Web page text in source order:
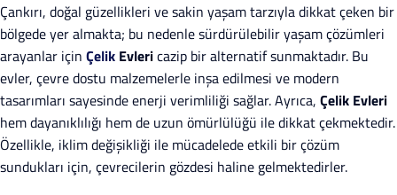
Çankırı, doğal güzellikleri ve sakin yaşam tarzıyla dikkat çeken bir
bölgede yer almakta; bu nedenle sürdürülebilir yaşam çözümleri
arayanlar için Çelik Evlericazip bir alternatif sunmaktadır. Bu
evler, çevre dostu malzemelerle inşa edilmesi ve modern
tasarımları sayesinde enerji verimliliği sağlar. Ayrıca, Çelik Evleri
hem dayanıklılığı hem de uzun ömürlülüğü ile dikkat çekmektedir.
Özellikle, iklim değişikliği ile mücadelede etkili bir çözüm
sundukları için, çevrecilerin gözdesi haline gelmektedirler.